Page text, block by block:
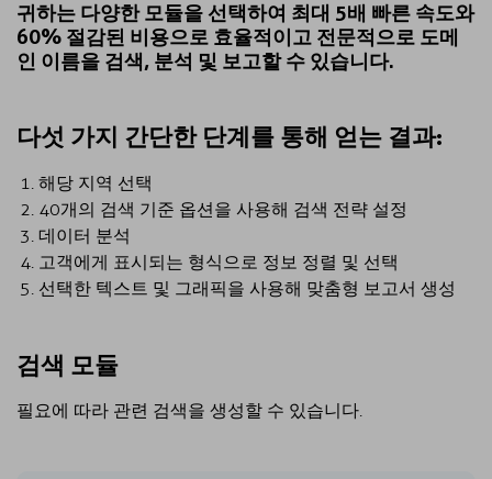
귀하는 다양한 모듈을 선택하여 최대 5배 빠른 속도와
60% 절감된 비용으로 효율적이고 전문적으로 도메
인 이름을 검색, 분석 및 보고할 수 있습니다.
다섯 가지 간단한 단계를 통해 얻는 결과:
해당 지역 선택
40개의 검색 기준 옵션을 사용해 검색 전략 설정
데이터 분석
고객에게 표시되는 형식으로 정보 정렬 및 선택
선택한 텍스트 및 그래픽을 사용해 맞춤형 보고서 생성
검색 모듈
필요에 따라 관련 검색을 생성할 수 있습니다.